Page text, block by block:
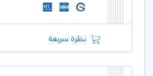
نظرة سريعة